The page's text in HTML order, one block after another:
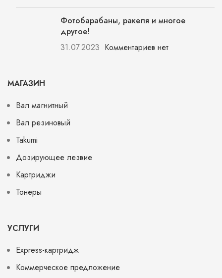
Фотобарабаны, ракеля и многое
другое!
31.07.2023 Комментариев нет
МАГАЗИН
Вал магнитный
Вал резиновый
Takumi
Дозирующее лезвие
Картриджи
Тонеры
УСЛУГИ
Express-картридж
Коммерческое предложение